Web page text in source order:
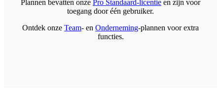
Plannen bevatten onze Pro Standaard-licentie en zijn voor
toegang door één gebruiker.
Ontdek onze Team- en Onderneming-plannen voor extra
functies.